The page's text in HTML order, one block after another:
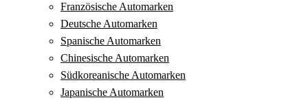
Französische Automarken
Deutsche Automarken
Spanische Automarken
Chinesische Automarken
Südkoreanische Automarken
Japanische Automarken